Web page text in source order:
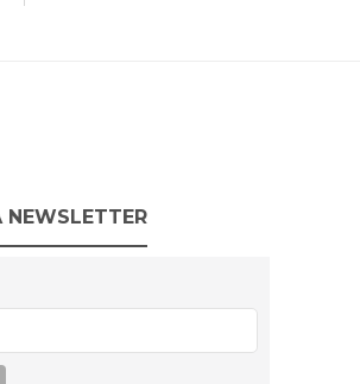
NEWSLETTER